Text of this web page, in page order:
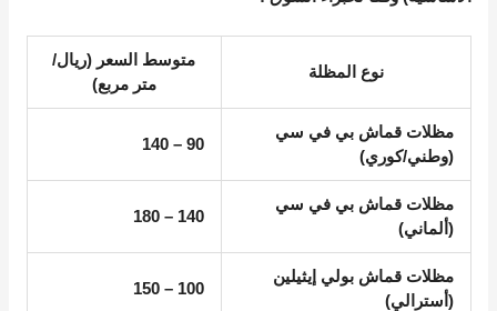
نوع المظلة
متوسط السعر (ريال/
متر مربع)
مظلات قماش بي في سي
(وطني/كوري)
90 – 140
مظلات قماش بي في سي
(ألماني)
140 – 180
مظلات قماش بولي إيثيلين
(أسترالي)
100 – 150